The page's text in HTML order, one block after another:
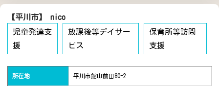
【平川市】 nico
児童発達支
援
放課後等デイサー
ビス
保育所等訪問
支援
所在地 平川市館山前田80-2